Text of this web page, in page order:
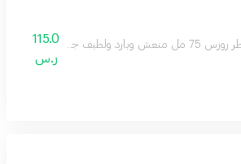
بامتياز عطر الأنوثة والجمال جميل كل وقت ولكل ذوق عطر لا تختلف عليه أي أنثى مكونات العطر الياسمين المسك الصندل الفانيلا البرتقال
115.0
ر.س